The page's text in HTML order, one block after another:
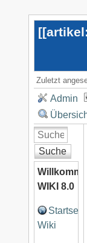
[[
Zuletzt
Admin
Suche
WIKI 8.0
Startseite
Wiki